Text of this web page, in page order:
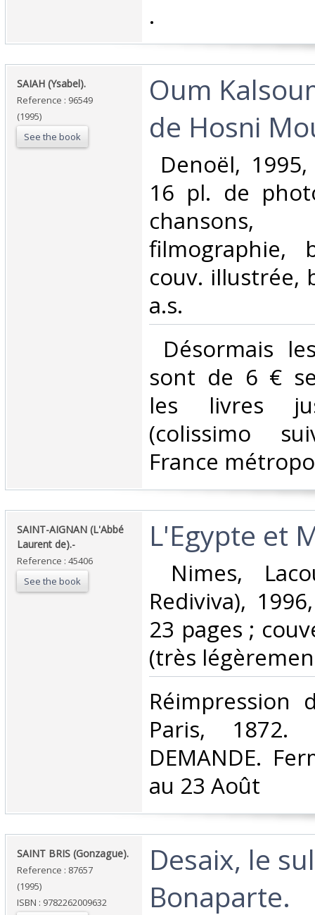
‎.‎
‎SAIAH (Ysabel).‎
Reference : 96549
(1995)
See the book
‎Oum
de Hosni
Denoël,
16 pl. de
chansons,
filmographie,
couv. illustrée,
a.s.‎
Désormais
sont de 6 €
les livres
(colissimo
France
‎SAINT-AIGNAN (L'Abbé
Laurent de).-‎
Reference : 45406
See the book
‎L'Egypte et
Nimes,
Rediviva),
23 pages ;
(très
‎Réimpression
Paris, 1872.
DEMANDE.
au 23 Août‎
‎SAINT BRIS (Gonzague).‎
Reference : 87657
(1995)
ISBN : 9782262009632
‎Desaix, le
Bonaparte.‎